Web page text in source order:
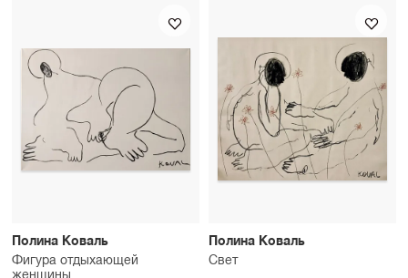
Полина Коваль
Фигура отдыхающей
женщины
Полина Коваль
Свет